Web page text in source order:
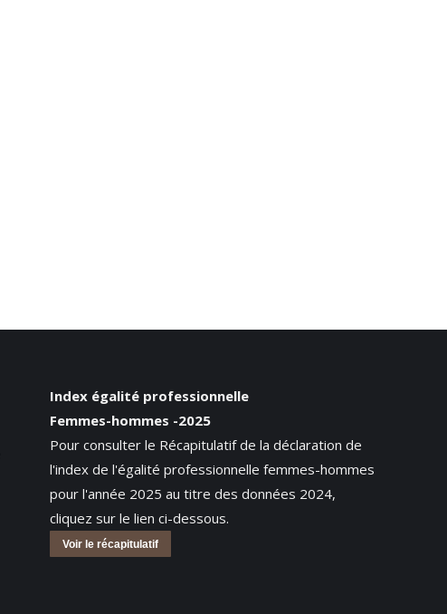
Index égalité professionnelle
Femmes-hommes -2025
Pour consulter le Récapitulatif de la déclaration de
l'index de l'égalité professionnelle femmes-hommes
pour l'année 2025 au titre des données 2024,
cliquez sur le lien ci-dessous.
Voir le récapitulatif